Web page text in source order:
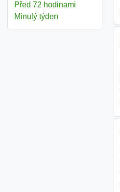
Před 72 hodinami
Minulý týden